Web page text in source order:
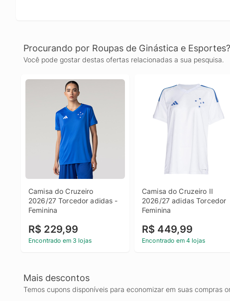
Procurando por Roupas de Ginástica e Esportes?
Você pode gostar destas ofertas relacionadas a sua pesquisa.
Camisa do Cruzeiro
2026/27 Torcedor adidas -
Feminina
R$ 229,99
Encontrado em 3 lojas
Camisa do Cruzeiro II
2026/27 adidas Torcedor
Feminina
R$ 449,99
Encontrado em 4 lojas
Mais descontos
Temos cupons disponíveis para economizar em suas compras